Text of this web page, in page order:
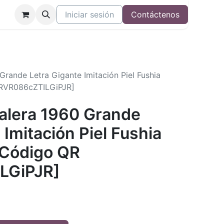
Iniciar sesión Contáctenos
Letra Gigante Imitación Piel Fushia
1960 Grande
Piel Fushia
QR